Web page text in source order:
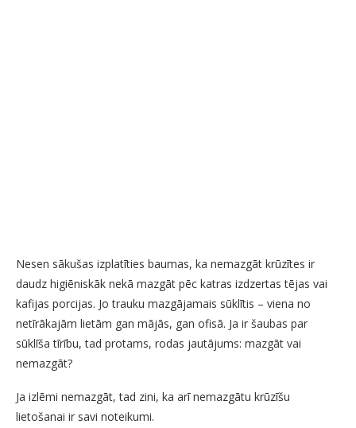
Nesen sākušas izplatīties baumas, ka nemazgāt krūzītes ir
daudz higiēniskāk nekā mazgāt pēc katras izdzertas tējas vai
kafijas porcijas. Jo trauku mazgājamais sūklītis – viena no
netīrākajām lietām gan mājās, gan ofisā. Ja ir šaubas par
sūklīša tīrību, tad protams, rodas jautājums: mazgāt vai
nemazgāt?
Ja izlēmi nemazgāt, tad zini, ka arī nemazgātu krūzīšu
lietošanai ir savi noteikumi.